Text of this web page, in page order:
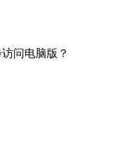
问电脑版？